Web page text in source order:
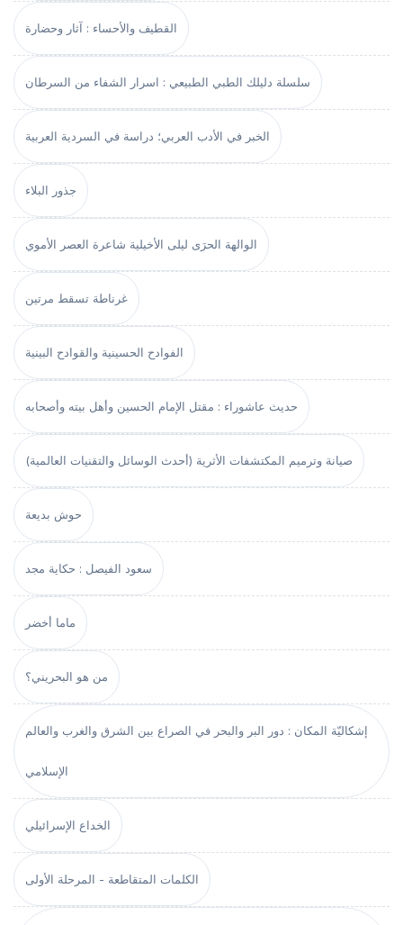
القطيف والأحساء : آثار وحضارة
سلسلة دليلك الطبي الطبيعي : اسرار الشفاء من السرطان
الخبر في الأدب العربي؛ دراسة في السردية العربية
جذور البلاء
الوالهة الحرَى ليلى الأخيلية شاعرة العصر الأموي
غرناطة تسقط مرتين
الفوادح الحسينية والقوادح البينية
حديث عاشوراء : مقتل الإمام الحسين وأهل بيته وأصحابه
صيانة وترميم المكتشفات الأثرية (أحدث الوسائل والتقنيات العالمية)
حوش بديعة
سعود الفيصل : حكاية مجد
ماما أخضر
من هو البحريني؟
إشكاليّة المكان : دور البر والبحر في الصراع بين الشرق والغرب والعالم
الإسلامي
الخداع الإسرائيلي
الكلمات المتقاطعة - المرحلة الأولى